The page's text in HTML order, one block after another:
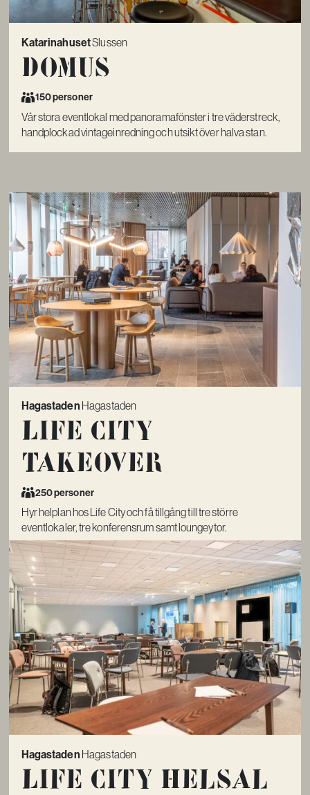
KatarinahusetSlussen
Domus
150 personer
Vår stora eventlokal med panoramafönster i tre väderstreck,
handplockad vintageinredning och utsikt över halva stan.
Hagastaden Hagastaden
Life City
Takeover
250 personer
Hyr helplan hos Life City och få tillgång till tre större
eventlokaler, tre konferensrum samt loungeytor.
Hagastaden Hagastaden
Life City Helsal